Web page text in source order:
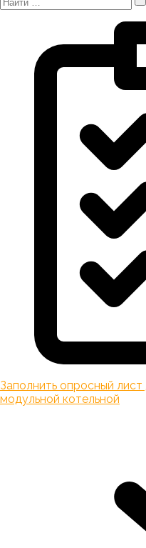
Заполнить опросный
модульной котельной